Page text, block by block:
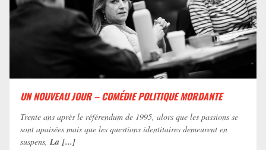
UN NOUVEAU JOUR – COMÉDIE POLITIQUE MORDANTE
Trente ans après le référendum de 1995, alors que les passions se
sont apaisées mais que les questions identitaires demeurent en
suspens, La [...]